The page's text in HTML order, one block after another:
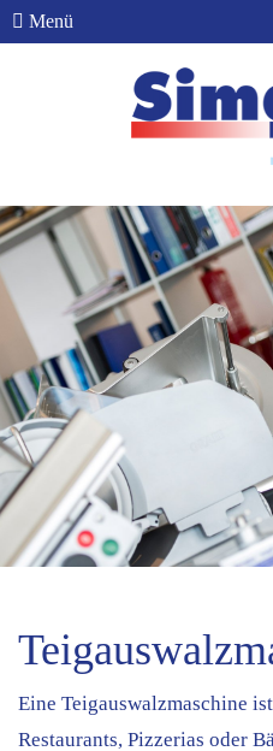
Menü
Eine Teigauswalzmaschine
Restaurants, Pizzerias oder